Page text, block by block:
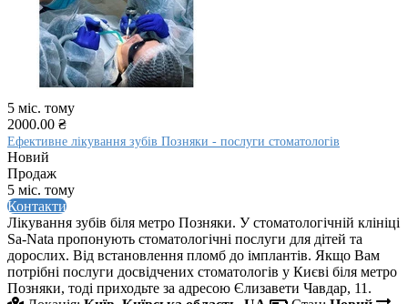
5 міс. тому
2000.00 ₴
Ефективне лікування зубів Позняки - послуги стоматологів
Новий
Продаж
5 міс. тому
Контакти
Лікування зубів біля метро Позняки. У стоматологічній клініці
Sa-Nata пропонують стоматологічні послуги для дітей та
дорослих. Від встановлення пломб до імплантів. Якщо Вам
потрібні послуги досвідчених стоматологів у Києві біля метро
Позняки, тоді приходьте за адресою Єлизавети Чавдар, 11.